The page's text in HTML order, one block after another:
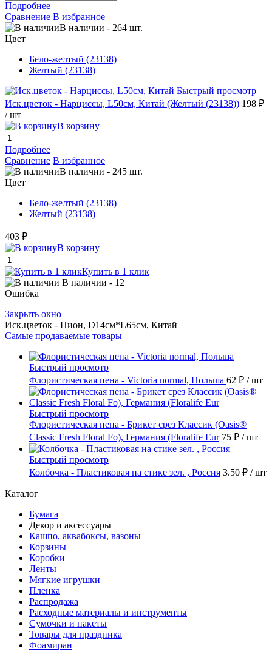
Подробнее
Сравнение В избранное
В наличии - 264 шт.
Цвет
Бело-желтый (23138)
Желтый (23138)
Быстрый просмотр
Иск.цветок - Нарциссы, L50см, Китай (Желтый (23138)) 198 ₽
/ шт
В корзину
Подробнее
Сравнение В избранное
В наличии - 245 шт.
Цвет
Бело-желтый (23138)
Желтый (23138)
403 ₽
В корзину
Купить в 1 клик
В наличии - 12
Ошибка
Закрыть окно
Иск.цветок - Пион, D14см*L65см, Китай
Самые продаваемые товары
Быстрый просмотр
Флористическая пена - Victoria normal, Польша 62 ₽ / шт
Быстрый просмотр
Флористическая пена - Брикет срез Классик (Oasis®
Classic Fresh Floral Fo), Германия (Floralife Eur 75 ₽ / шт
Быстрый просмотр
Колбочка - Пластиковая на стике зел. , Россия 3.50 ₽ / шт
Каталог
Бумага
Декор и аксессуары
Кашпо, аквабоксы, вазоны
Корзины
Коробки
Ленты
Мягкие игрушки
Пленка
Распродажа
Расходные материалы и инструменты
Сумочки и пакеты
Товары для праздника
Фоамиран